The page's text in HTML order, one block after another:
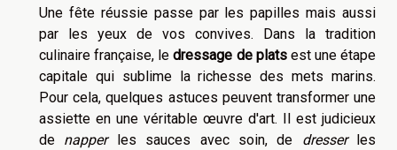
Une fête réussie passe par les papilles mais aussi
par les yeux de vos convives. Dans la tradition
culinaire française, ledressage de platsest une étape
capitale qui sublime la richesse des mets marins.
Pour cela, quelques astuces peuvent transformer une
assiette en une véritable œuvre d'art. Il est judicieux
de napperles sauces avec soin, de dresserles